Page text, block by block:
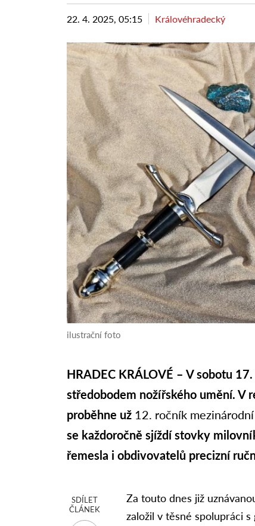
22. 4. 2025, 05:15 Královéhradecký
ilustrační foto
HRADEC KRÁLOVÉ – V sobotu
středobodem nožířského umění. V
proběhne už 12. ročník
se každoročně sjíždí stovky
řemesla i obdivovatelů precizní
SDÍLET
ČLÁNEK
Za touto dnes již
založil v těsné spolupráci